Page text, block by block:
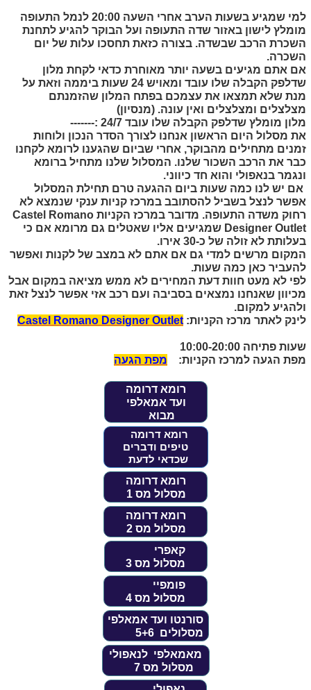
למי שמגיע בשעות הערב אחרי השעה 20:00 לנמל התעופה
מומלץ לישון באזור שדה התעופה ועל הבוקר להגיע לתחנת
השכרת הרכב שבשדה. בצורה כזאת תחסכו עלות של יום
השכרה.
אם אתם מגיעים בשעה יותר מאוחרת כדאי לקחת מלון
שדלפק הקבלה שלו עובד ומאויש 24 שעות ביממה וזאת על
מנת שלא תמצאו את עצמכם בפתח המלון שהזמנתם
מצלצלים ומצלצלים ואין עונה. (מנסיון)
מלון מומלץ שדלפק הקבלה שלו עובד 24/7 :-------
את מסלול היום הראשון אנחנו לצורך הסדר הנכון ולוחות
זמנים מתחילים מהבוקר, אחרי שביום שהגענו לרומא לקחנו
כבר את הרכב השכור שלנו. המסלול שלנו מתחיל ברומא
ונגמר בנאפולי והוא חד כיווני.
אם יש לנו כמה שעות ביום ההגעה טרם תחילת המסלול
אפשר לנצל בשביל להסתובב במרכז קניות ענקי שנמצא לא
רחוק משדה התעופה. מדובר במרכז הקניות Castel Romano
Designer Outlet שמגיעים אליו שאטלים גם מרומא אם כי
בעלותת לא זולה של כ-30 אירו.
המקום מרשים למדי גם אם אתם לא במצב של לקנות ואפשר
להעביר כאן כמה שעות.
לפי לא מעט חוות דעת המחירים לא ממש מציאה במקום אבל
מכיוון שאנחנו נמצאים בסביבה ועם רכב אזי אפשר לנצל זאת
ולהגיע למקום.
לינק לאתר מרכז הקניות:Castel Romano Designer Outlet
שעות פתיחה 10:00-20:00
מפת הגעה למרכז הקניות: מפת הגעה
רומא דרומה
ועד אמאלפי
מבוא
רומא דרומה
טיפים ודברים
שכדאי לדעת
רומא דרומה
מסלול מס 1
רומא דרומה
מסלול מס 2
קאפרי
מסלול מס 3
פומפיי
מסלול מס 4
סורנטו ועד אמאלפי
מסלולים 5+6
מאמאלפי לנאפולי
מסלול מס 7